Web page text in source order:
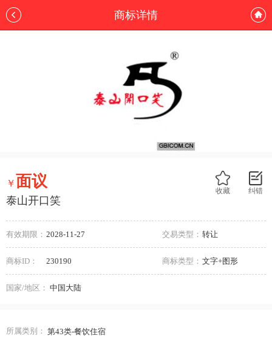
商标详情
纠错
收藏
￥面议
泰山开口笑
有效期限： 2028-11-27 交易类型： 转让
商标ID： 230190 商标类型： 文字+图形
国家/地区： 中国大陆
所属类别： 第43类-餐饮住宿